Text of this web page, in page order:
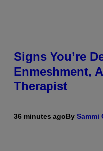
Signs You’re
Enmeshment,
Therapist
36 minutes agoBy Sammi